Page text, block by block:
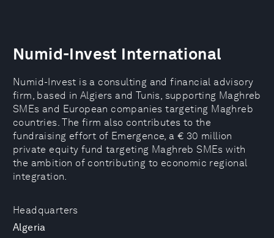
Headquarters
Algeria
Numid-Invest International
Numid-Invest is a consulting and financial advisory
firm, based in Algiers and Tunis, supporting Maghreb
SMEs and European companies targeting Maghreb
countries. The firm also contributes to the
fundraising effort of Emergence, a € 30 million
private equity fund targeting Maghreb SMEs with
the ambition of contributing to economic regional
integration.